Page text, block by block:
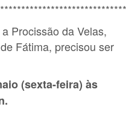
Procissão da Velas,
Fátima, precisou ser
(sexta-feira) às